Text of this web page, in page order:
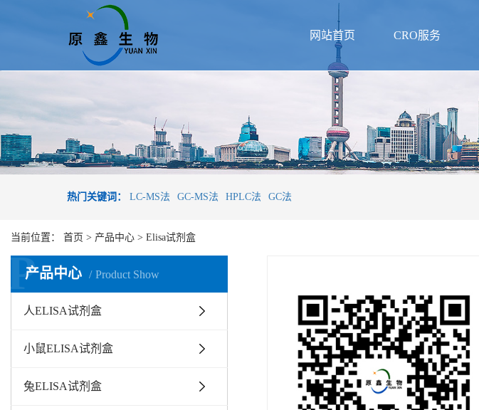
网站首页 CRO服务
热门关键词： LC-MS法 GC-MS法 HPLC法 GC法
当前位置： 首页 > 产品中心 > Elisa试剂盒
产品中心 Product Show
P
人ELISA试剂盒
小鼠ELISA试剂盒
兔ELISA试剂盒